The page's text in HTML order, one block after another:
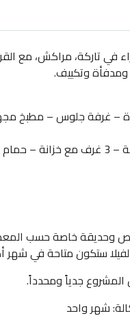
في تاركة، مراكش، مع
وتكييف.
– غرفة جلوس – مطبخ
وحديقة خاصة حسب
ستكون متاحة في شهر
المشروع جدياً ومحدداً.